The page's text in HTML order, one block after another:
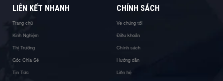
LIÊN KẾT NHANH
Trang chủ
Kinh Nghiệm
Thị Trường
Góc Chia Sẻ
Tin Tức
CHÍNH SÁCH
Về chúng tôi
Điều khoản
Chính sách
Hướng dẫn
Liên hệ